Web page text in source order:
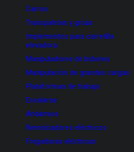
Carros
Transpaletas y grúas
Implementos para carretilla
elevadora
Manipuladores de bidones
Manipulación de grandes cargas
Plataformas de trabajo
Escaleras
Andamios
Remolcadores eléctricos
Fregadoras eléctricas